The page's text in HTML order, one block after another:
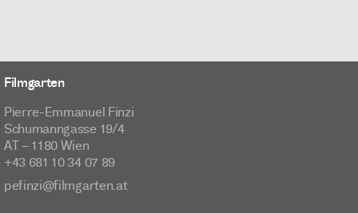
Filmgarten
Pierre-Emmanuel Finzi
Schumanngasse 19/4
AT – 1180 Wien
+43 681 10 34 07 89
pefinzi@filmgarten.at